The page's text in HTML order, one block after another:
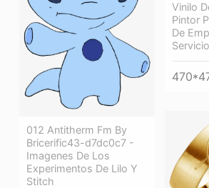
Vinilo
Pintor
De
012 Antitherm Fm By
Bricerific43-d7dc0c7 -
Imagenes De Los
Experimentos De Lilo Y
Stitch